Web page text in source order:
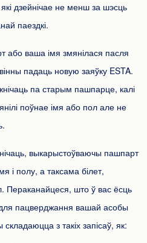
дзейнічае не менш за шэсць
паездкі.
або ваша імя змянілася пасля
падаць новую заяўку ESTA.
па старым пашпарце, калі
поўнае імя або пол але не
выкарыстоўваючы пашпарт
і полу, а таксама білет,
Пераканайцеся, што ў вас ёсць
пацверджання вашай асобы
з такіх запісаў, як: